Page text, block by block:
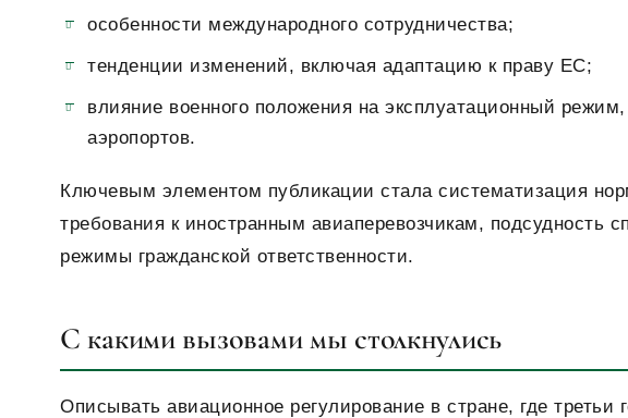
особенности международного сотрудничества;
тенденции изменений, включая адаптацию к праву ЕС;
влияние военного положения на эксплуатационный
аэропортов.
Ключевым элементом публикации стала систематизация
требования к иностранным авиаперевозчикам, подсудность
режимы гражданской ответственности.
С какими вызовами мы столкнулись
Описывать авиационное регулирование в стране, где